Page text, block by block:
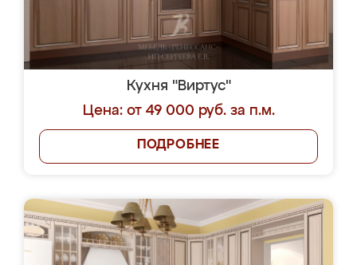
Кухня "Виртус"
Цена: от 49 000 руб. за п.м.
ПОДРОБНЕЕ